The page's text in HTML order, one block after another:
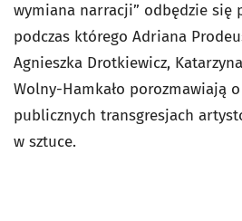
wymiana narracji” odbędzie się
podczas którego Adriana
Agnieszka Drotkiewicz,
Wolny-Hamkało porozmawiają
publicznych transgresjach
w sztuce.